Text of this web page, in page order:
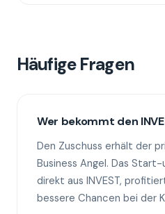
Häufige Fragen
Wer bekommt den
Den Zuschuss erhält der
Business Angel. Das
direkt aus INVEST,
bessere Chancen bei der